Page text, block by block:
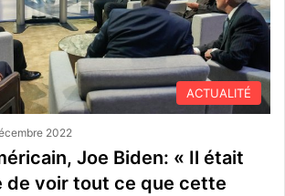
ACTUALITÉ
2022
Joe Biden: « Il était
de voir tout ce que cette